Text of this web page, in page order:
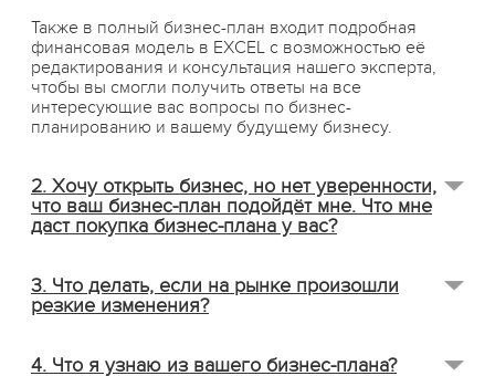
Также в полный бизнес-план входит подробная
финансовая модель в EXCEL с возможностью её
редактирования и консультация нашего эксперта,
чтобы вы смогли получить ответы на все
интересующие вас вопросы по бизнес-
планированию и вашему будущему бизнесу.
2. Хочу открыть бизнес, но нет уверенности,
что ваш бизнес-план подойдёт мне. Что мне
даст покупка бизнес-плана у вас?
экономия времени: вся информация собрана
снижение риска потери денег
: в бизнес-плане
3. Что делать, если на рынке произошли
резкие изменения?
смотреть, что вас ждёт впереди. Если в новых
4. Что я узнаю из вашего бизнес-плана?